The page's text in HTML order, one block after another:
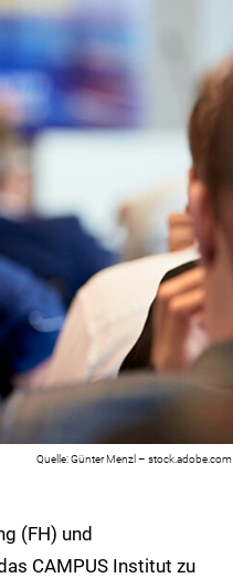
Günter Menzl – stock.adobe.com
(FH) und
CAMPUS Institut zu